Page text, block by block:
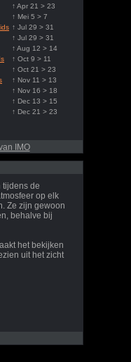
↑ Apr 21 > 23
↑ Mei 5 > 7
↑ Jul 29 > 31
↑ Jul 29 > 31
↑ Aug 12 > 14
↑ Oct 9 > 11
↑ Oct 21 > 23
↑ Nov 11 > 13
↑ Nov 16 > 18
↑ Dec 13 > 15
↑ Dec 21 > 23
IMO
tijdens de
op elk
Ze zijn gewoon
behalve bij
het bekijken
uit het zicht